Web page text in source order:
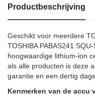
Productbeschrijving
Geschikt voor meerdere
TOSHIBA PABAS241
hoogwaardige lithium-ion
als alle producten is deze
garantie en een dertig
Kenmerken van de accu